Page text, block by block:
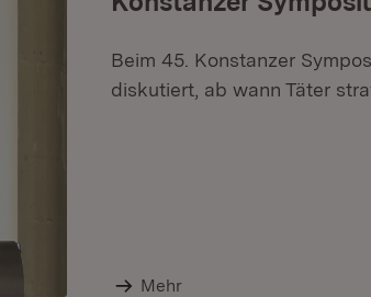
Beim 45. Konstanzer
diskutiert, ab wann Täter
Mehr